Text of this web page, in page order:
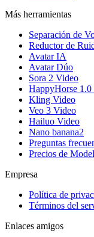
Más herramientas
Separación de
Reductor de
Avatar IA
Avatar Dúo
Sora 2 Video
HappyHorse
Kling Video
Veo 3 Video
Hailuo Video
Nano banana2
Preguntas
Precios de
Empresa
Política de
Términos del
Enlaces amigos